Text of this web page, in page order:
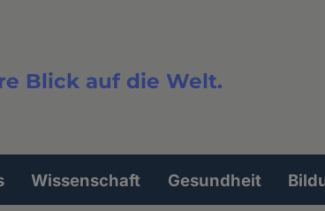
Blick auf die Welt.
Wissenschaft Gesundheit